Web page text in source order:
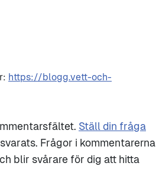
https://blogg.vett-och-
Ställ din fråga
Frågor i kommentarerna
blir svårare för dig att hitta